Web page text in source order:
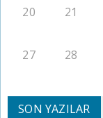
20 21
27 28
SON YAZILAR